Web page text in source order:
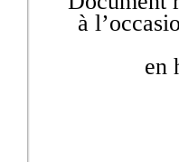
à
en